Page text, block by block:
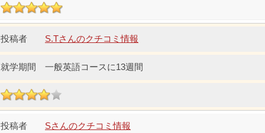
S.Tさんのクチコミ情報
一般英語コースに13週間
Sさんのクチコミ情報